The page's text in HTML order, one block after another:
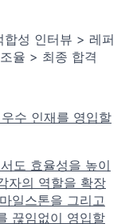
성 인터뷰 > 레퍼
율 > 최종 합격
수 인재를 영입할
도 효율성을 높이
자의 역할을 확장
일스톤을 그리고
끊임없이 영입할